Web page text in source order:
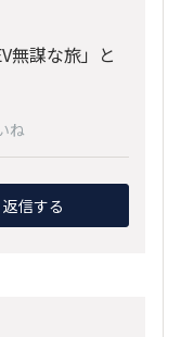
無謀な旅」と
ね
返信する